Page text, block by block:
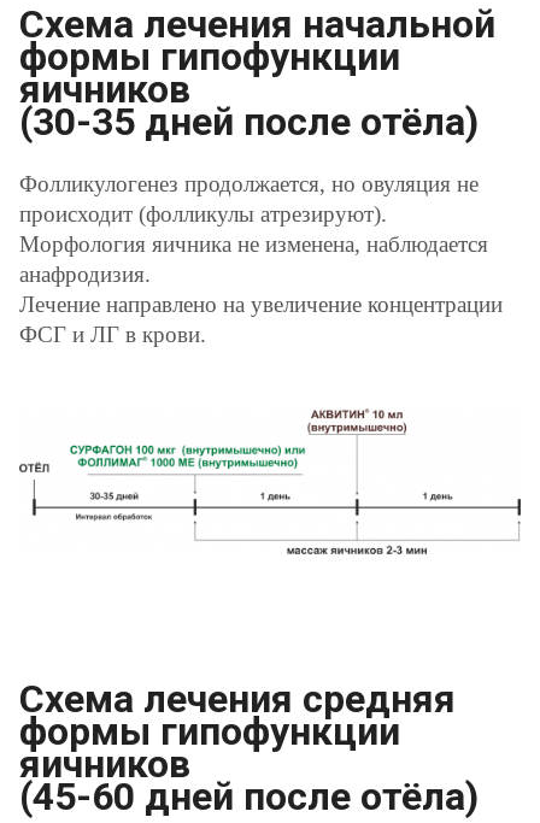
Схема лечения начальной
формы гипофункции
яичников
(30-35 дней после отёла)
Фолликулогенез продолжается, но овуляция не
происходит (фолликулы атрезируют).
Морфология яичника не изменена, наблюдается
анафродизия.
Лечение направлено на увеличение концентрации
ФСГ и ЛГ в крови.
Схема лечения средняя
формы гипофункции
яичников
(45-60 дней после отёла)